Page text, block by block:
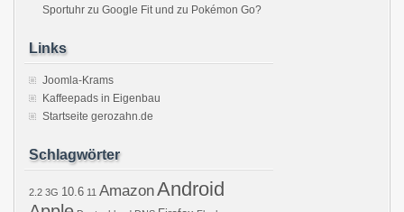
Sportuhr zu Google Fit und zu Pokémon Go?
Links
Joomla-Krams
Kaffeepads in Eigenbau
Startseite gerozahn.de
Schlagwörter
2.2 3G 10.6 11 AmazonAndroid